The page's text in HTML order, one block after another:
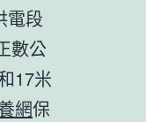
電段
數公
17米
網保